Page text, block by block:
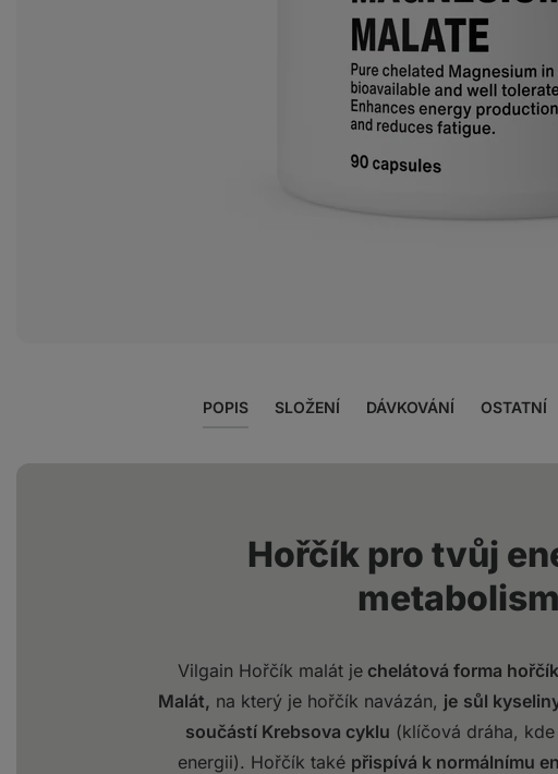
POPIS SLOŽENÍ DÁVKOVÁNÍ OSTATNÍ
Hořčík pro tvůj
Vilgain Hořčík malát je chelátová forma
Malát, na který je hořčík navázán, je sůl
součástí Krebsova cyklu (klíčová dráha,
energii). Hořčík také přispívá k normálnímu